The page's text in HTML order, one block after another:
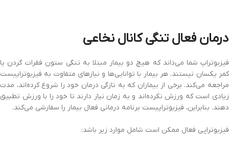
درمان فعال تنگی کانال نخاعی
فیزیوتراپ شما می‌داند که هیچ دو بیمار مبتلا به تنگی ستون فقرات گردن یا
کمر یکسان نیستند. هر بیمار با توانایی‌ها و نیازهای متفاوت به فیزیوتراپیست
مراجعه می‌کند. برخی از بیماران که به تازگی درمان خود را شروع کرده‌اند، مدت
زیادی است که ورزش نکرده‌اند و به زمان نیاز دارند تا خود را با ورزش تطبیق
دهند. بنابراین، فیزیوتراپیست برنامه درمانی فعال بیمار را سفارشی می‌کند.
فیزیوتراپی فعال ممکن است شامل موارد زیر باشد: